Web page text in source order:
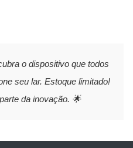
o dispositivo que todos
seu lar. Estoque limitado!
da inovação. 🌟